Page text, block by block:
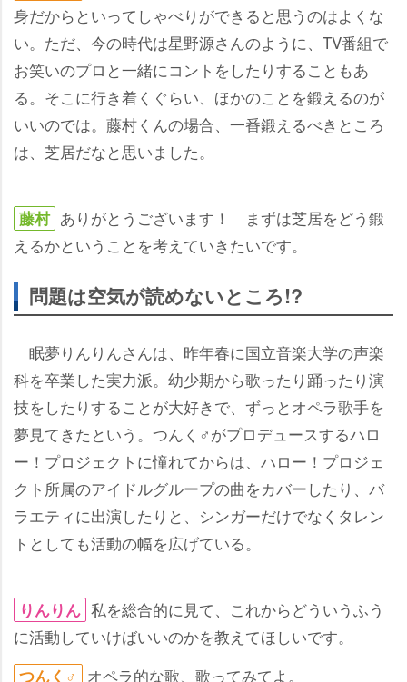
身だからといってしゃべりができると思うのはよくな
い。ただ、今の時代は星野源さんのように、TV番組で
お笑いのプロと一緒にコントをしたりすることもあ
る。そこに行き着くぐらい、ほかのことを鍛えるのが
いいのでは。藤村くんの場合、一番鍛えるべきところ
は、芝居だなと思いました。
藤村 ありがとうございます！ まずは芝居をどう鍛
えるかということを考えていきたいです。
問題は空気が読めないところ!?
眠夢りんりんさんは、昨年春に国立音楽大学の声楽
科を卒業した実力派。幼少期から歌ったり踊ったり演
技をしたりすることが大好きで、ずっとオペラ歌手を
夢見てきたという。つんく♂がプロデュースするハロ
ー！プロジェクトに憧れてからは、ハロー！プロジェ
クト所属のアイドルグループの曲をカバーしたり、バ
ラエティに出演したりと、シンガーだけでなくタレン
トとしても活動の幅を広げている。
りんりん 私を総合的に見て、これからどういうふう
に活動していけばいいのかを教えてほしいです。
つんく♂ オペラ的な歌、歌ってみてよ。